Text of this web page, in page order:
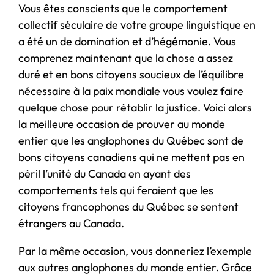
Vous êtes conscients que le comportement
collectif séculaire de votre groupe linguistique en
a été un de domination et d’hégémonie. Vous
comprenez maintenant que la chose a assez
duré et en bons citoyens soucieux de l’équilibre
nécessaire à la paix mondiale vous voulez faire
quelque chose pour rétablir la justice. Voici alors
la meilleure occasion de prouver au monde
entier que les anglophones du Québec sont de
bons citoyens canadiens qui ne mettent pas en
péril l’unité du Canada en ayant des
comportements tels qui feraient que les
citoyens francophones du Québec se sentent
étrangers au Canada.
Par la même occasion, vous donneriez l’exemple
aux autres anglophones du monde entier. Grâce